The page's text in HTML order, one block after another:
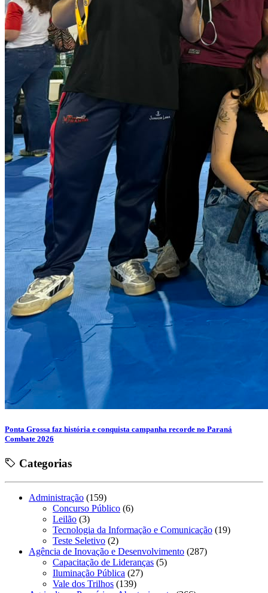
Ponta Grossa faz história e conquista campanha recorde no Paraná
Combate 2026
Categorias
Administração (159)
Concurso Público (6)
Leilão (3)
Tecnologia da Informação e Comunicação (19)
Teste Seletivo (2)
Agência de Inovação e Desenvolvimento (287)
Capacitação de Lideranças (5)
Iluminação Pública (27)
Vale dos Trilhos (139)